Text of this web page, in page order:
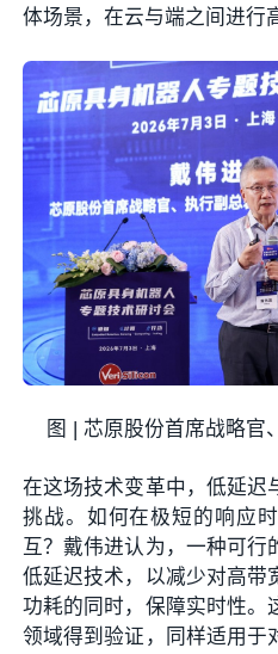
体场景，在云与端之间进行
图 | 芯原股份首席战略官
在这场技术变革中，低延迟
挑战。如何在极短的响应
互？戴伟进认为，一种可行
低延迟技术，以减少对高带
功耗的同时，保障实时性。
领域得到验证，同样适用于